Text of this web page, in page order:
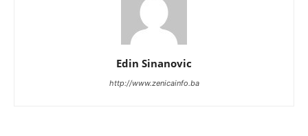
Edin Sinanovic
http://www.zenicainfo.ba